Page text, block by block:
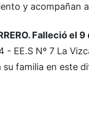
y
Falleció
- EE.S Nº 7 La
familia en este